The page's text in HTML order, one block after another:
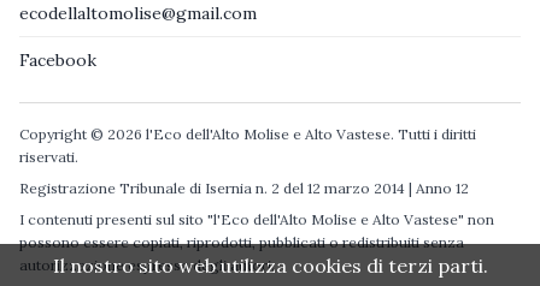
ecodellaltomolise@gmail.com
Facebook
Copyright © 2026 l'Eco dell'Alto Molise e Alto Vastese. Tutti i diritti
riservati.
Registrazione Tribunale di Isernia n. 2 del 12 marzo 2014 | Anno 12
I contenuti presenti sul sito "l'Eco dell'Alto Molise e Alto Vastese" non
possono essere copiati, riprodotti, pubblicati o redistribuiti senza
autorizzazione espressa degli autori.
Il nostro sito web utilizza cookies di terzi parti.